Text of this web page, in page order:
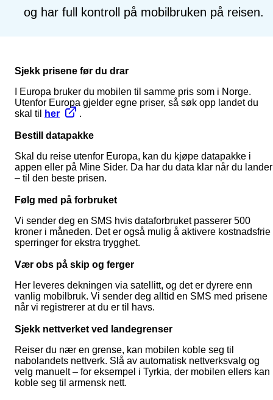
og har full kontroll på mobilbruken på reisen.
Sjekk prisene før du drar
I Europa bruker du mobilen til samme pris som i Norge.
Utenfor Europa gjelder egne priser, så søk opp landet du
skal til
her .
Bestill datapakke
Skal du reise utenfor Europa, kan du kjøpe datapakke i
appen eller på Mine Sider. Da har du data klar når du lander
– til den beste prisen.
Følg med på forbruket
Vi sender deg en SMS hvis dataforbruket passerer 500
kroner i måneden. Det er også mulig å aktivere kostnadsfrie
sperringer for ekstra trygghet.
Vær obs på skip og ferger
Her leveres dekningen via satellitt, og det er dyrere enn
vanlig mobilbruk. Vi sender deg alltid en SMS med prisene
når vi registrerer at du er til havs.
Sjekk nettverket ved landegrenser
Reiser du nær en grense, kan mobilen koble seg til
nabolandets nettverk. Slå av automatisk nettverksvalg og
velg manuelt – for eksempel i Tyrkia, der mobilen ellers kan
koble seg til armensk nett.